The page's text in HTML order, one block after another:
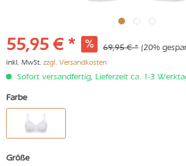
55,95 € * 69,95 € * (20%
inkl. MwSt. zzgl. Versandkosten
Sofort versandfertig, Lieferzeit ca. 1-3
Farbe
Größe